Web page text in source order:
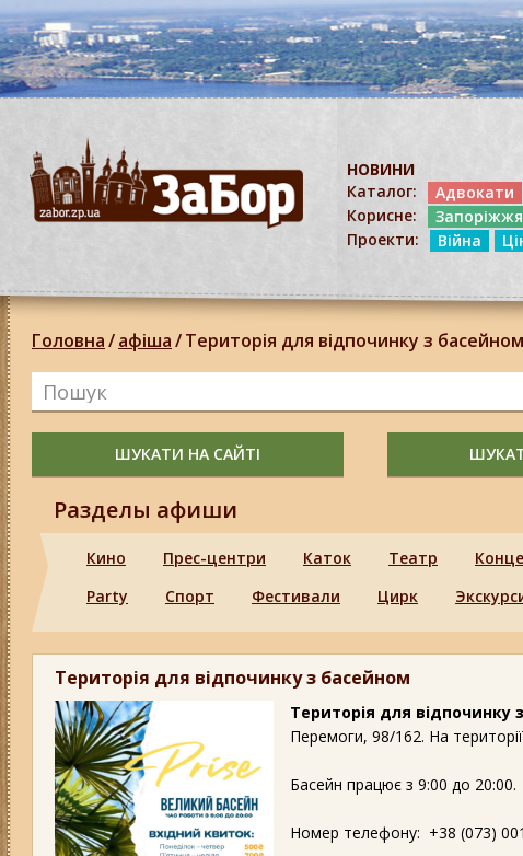
НОВИНИ
Каталог:
Адвокати
Корисне:
Запоріжжя
Проекти:
Війна
Головна/афіша/Територія для відпочинку з басейном
ШУКАТИ НА САЙТІ
Разделы афиши
Кино Прес-центри Каток Театр
Party
Спорт Фестивали Цирк
Територія для відпочинку з басейном
Територія для відпочинку
Перемоги, 98/162. На
Басейн працює з 9:00 до 20:00.
Номер телефону: +38 (073)